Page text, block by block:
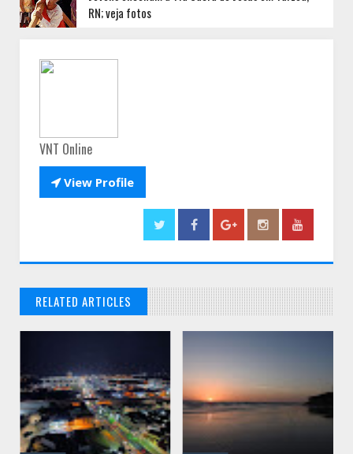
RN; veja fotos
VNT Online
View Profile
RELATED ARTICLES
// THATS WHAT YOU MIGHT BE LOOKING FOR